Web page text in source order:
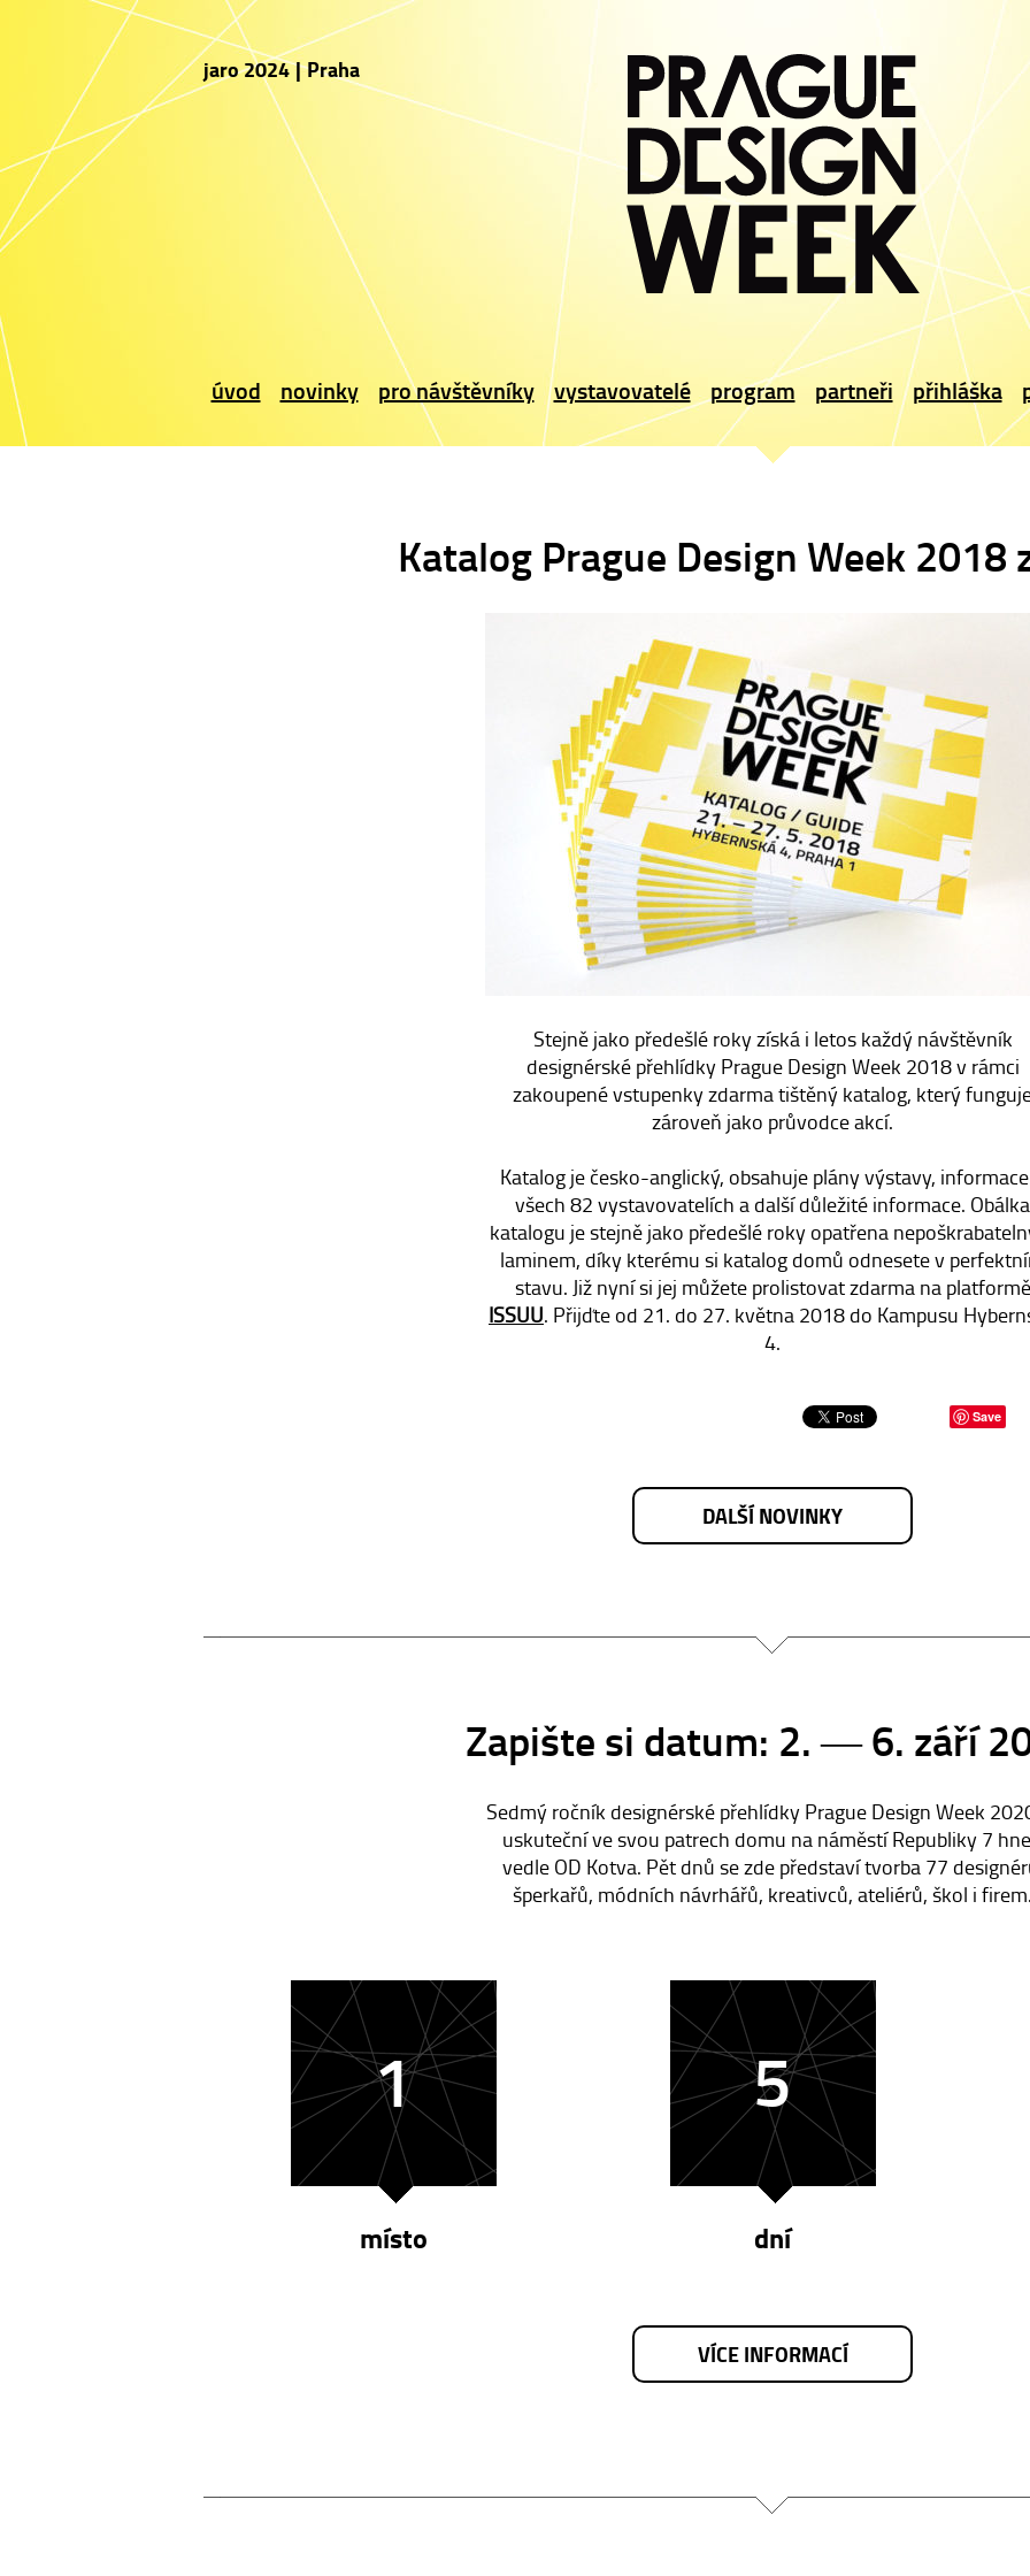
jaro 2024|Praha
úvod novinky pro návštěvníky vystavovatelé program partneři přihláška
Katalog Prague Design Week 2018
Stejně jako předešlé roky získá i letos každý návštěvník
designérské přehlídky Prague Design Week 2018 v rámci
zakoupené vstupenky zdarma tištěný katalog, který
zároveň jako průvodce akcí.
Katalog je česko-anglický, obsahuje plány výstavy,
všech 82 vystavovatelích a další důležité informace. Obálka
katalogu je stejně jako předešlé roky opatřena
laminem, díky kterému si katalog domů odnesete v
stavu. Již nyní si jej můžete prolistovat zdarma na platformě
ISSUU. Přijďte od 21. do 27. května 2018 do Kampusu
4.
Save
DALŠÍ NOVINKY
Zapište si datum: 2. ― 6. září
Sedmý ročník designérské přehlídky Prague Design Week
uskuteční ve svou patrech domu na náměstí Republiky 7
vedle OD Kotva. Pět dnů se zde představí tvorba 77
šperkařů, módních návrhářů, kreativců, ateliérů, škol i firem.
1
místo
5
dní
VÍCE INFORMACÍ